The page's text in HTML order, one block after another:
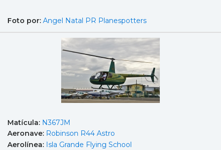
Foto por: Angel Natal PR Planespotters
Matícula: N367JM
Aeronave: Robinson R44 Astro
Aerolínea: Isla Grande Flying School